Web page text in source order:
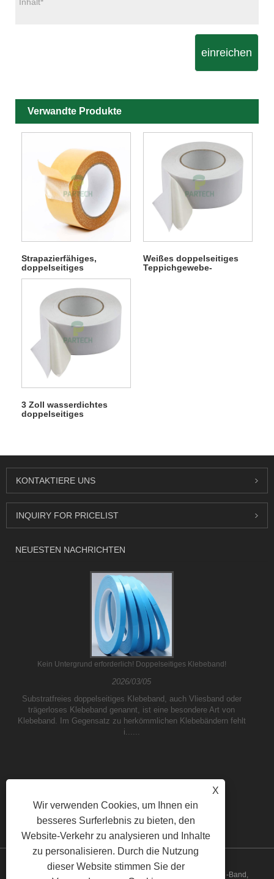
einreichen
Verwandte Produkte
Strapazierfähiges,
doppelseitiges
Teppichgewebe-
Weißes doppelseitiges
Teppichgewebe-
3 Zoll wasserdichtes
doppelseitiges
KONTAKTIERE UNS
INQUIRY FOR PRICELIST
NEUESTEN NACHRICHTEN
Kein Untergrund erforderlich! Doppelseitiges Klebeband!
2026/03/05
Substratfreies doppelseitiges Klebeband, auch Vliesband oder
trägerloses Klebeband genannt, ist eine besondere Art von
Klebeband. Im Gegensatz zu herkömmlichen Klebebändern fehlt
i......
Copyright © 2023 Yilane (Shanghai) Industrial Co Ltd - PVC -Band,
X
Wir verwenden Cookies, um Ihnen ein
besseres Surferlebnis zu bieten, den
Website-Verkehr zu analysieren und Inhalte
zu personalisieren. Durch die Nutzung
dieser Website stimmen Sie der